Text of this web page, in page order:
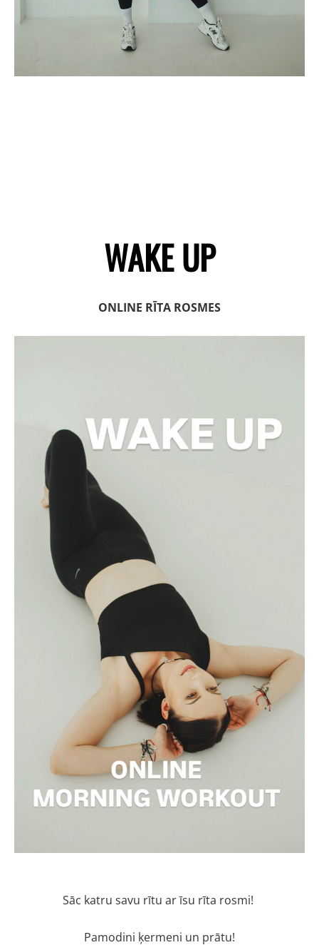
WAKE UP
ONLINE RĪTA ROSMES
Sāc katru savu rītu ar īsu rīta rosmi!
Pamodini ķermeni un prātu!